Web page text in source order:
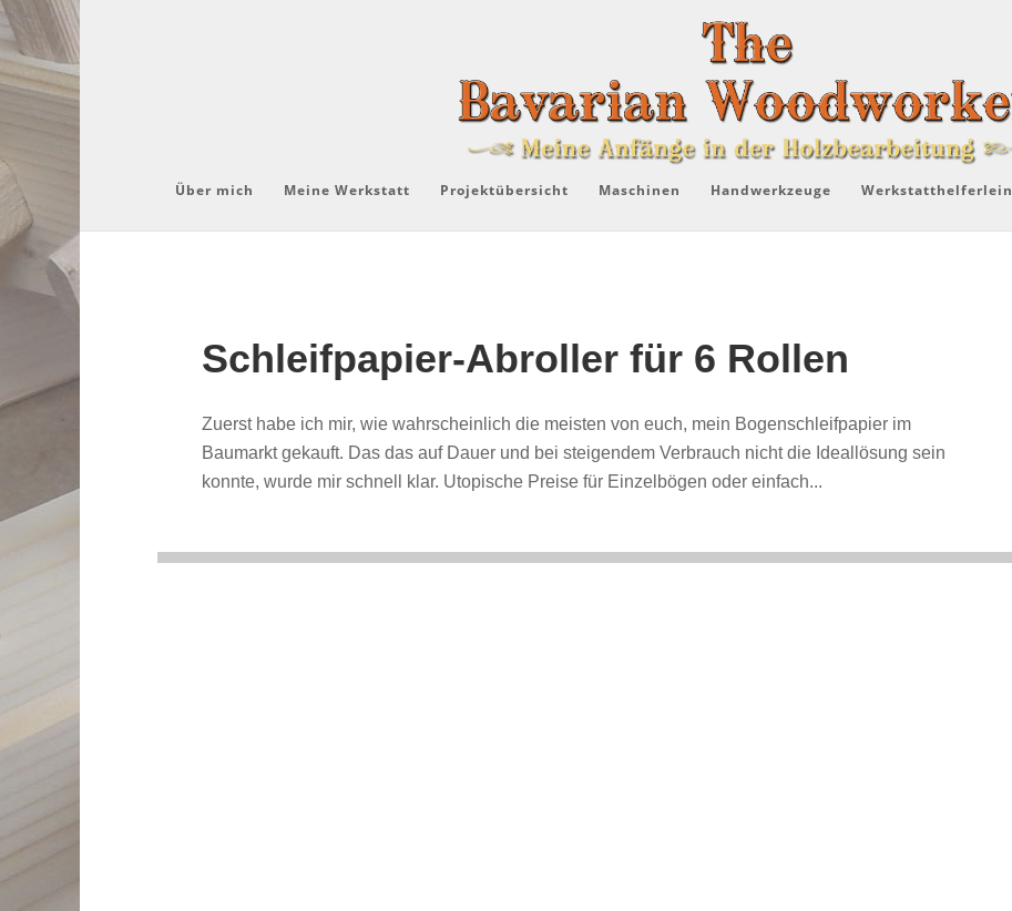
Über mich Meine Werkstatt Projektübersicht Maschinen Handwerkzeuge Werkstatthelferlein
Schleifpapier-Abroller für 6 Rollen
Zuerst habe ich mir, wie wahrscheinlich die meisten von euch, mein Bogenschleifpapier im
Baumarkt gekauft. Das das auf Dauer und bei steigendem Verbrauch nicht die Ideallösung sein
konnte, wurde mir schnell klar. Utopische Preise für Einzelbögen oder einfach...